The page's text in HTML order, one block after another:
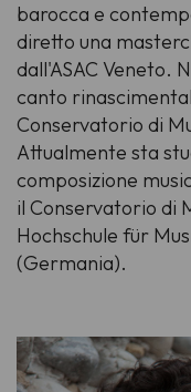
barocca e
diretto una
dall'ASAC Veneto.
canto
Conservatorio di
Attualmente sta
composizione
il Conservatorio di
Hochschule für
(Germania).